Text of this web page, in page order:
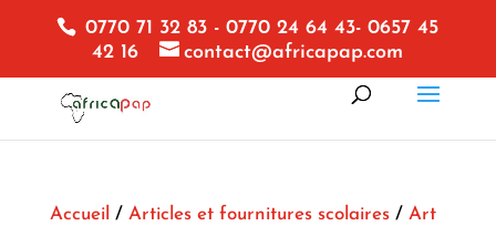
0770 71 32 83 - 0770 24 64 43- 0657 45
42 16
contact@africapap.com
Accueil / Articles et fournitures scolaires/ Art